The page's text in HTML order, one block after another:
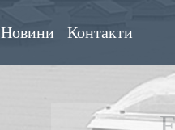
Новини Контакти